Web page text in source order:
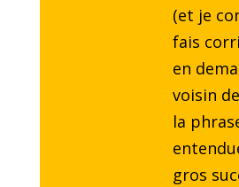
(et je
fais
en
voisin
la
gros